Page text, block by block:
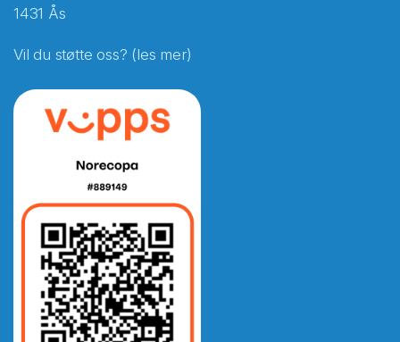
1431 Ås
Vil du støtte oss? (les mer)